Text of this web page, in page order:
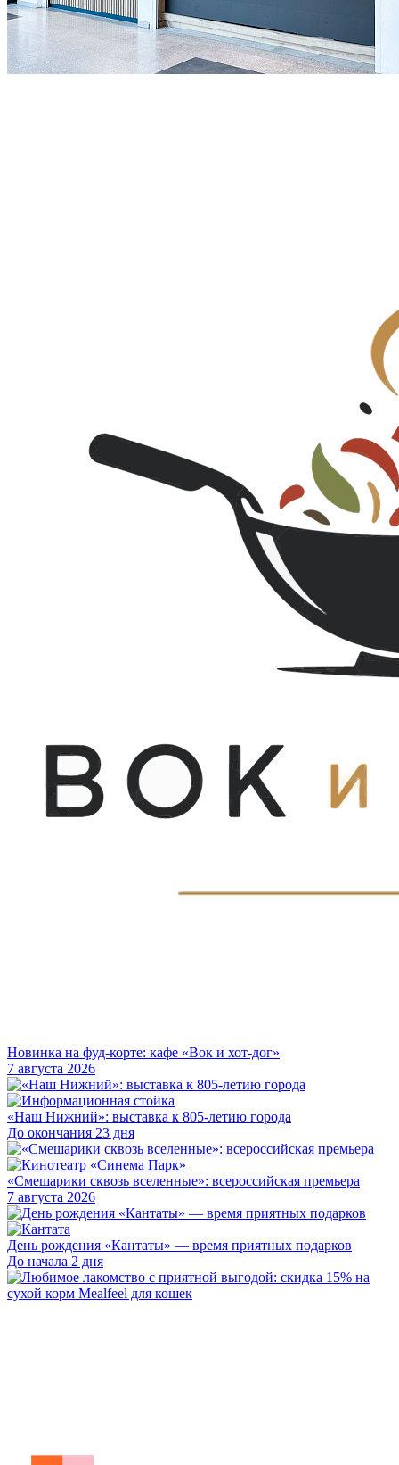
Новинка на фуд-корте: кафе «Вок и хот-дог»
7 августа 2026
«Наш Нижний»: выставка к 805-летию города
До окончания 23 дня
«Смешарики сквозь вселенные»: всероссийская премьера
7 августа 2026
День рождения «Кантаты» — время приятных подарков
До начала 2 дня